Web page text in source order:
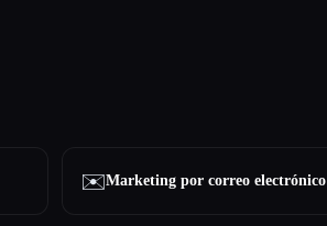
✉️Marketing por correo electrónico